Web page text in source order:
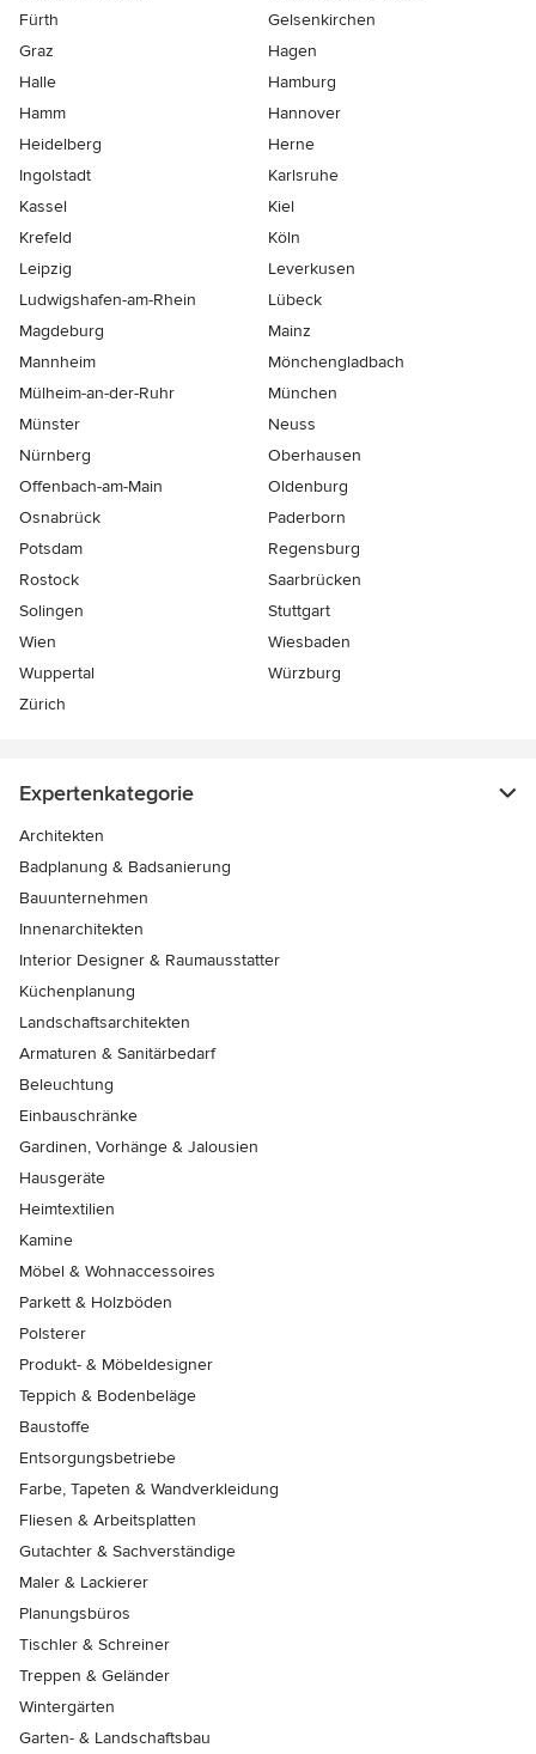
Fürth
Gelsenkirchen
Graz
Hagen
Halle
Hamburg
Hamm
Hannover
Heidelberg
Herne
Ingolstadt
Karlsruhe
Kassel
Kiel
Krefeld
Köln
Leipzig
Leverkusen
Ludwigshafen-am-Rhein
Lübeck
Magdeburg
Mainz
Mannheim
Mönchen­gladbach
Mülheim-an-der-Ruhr
München
Münster
Neuss
Nürnberg
Oberhausen
Offenbach-am-Main
Oldenburg
Osnabrück
Paderborn
Potsdam
Regensburg
Rostock
Saarbrücken
Solingen
Stuttgart
Wien
Wiesbaden
Wuppertal
Würzburg
Zürich
Expertenkategorie
Architekten
Badplanung & Badsanierung
Bauunternehmen
Innenarchitekten
Interior Designer & Raumausstatter
Küchenplanung
Landschaftsarchitekten
Armaturen & Sanitärbedarf
Beleuchtung
Einbauschränke
Gardinen, Vorhänge & Jalousien
Hausgeräte
Heimtextilien
Kamine
Möbel & Wohnaccessoires
Parkett & Holzböden
Polsterer
Produkt- & Möbeldesigner
Teppich & Bodenbeläge
Baustoffe
Entsorgungsbetriebe
Farbe, Tapeten & Wandverkleidung
Fliesen & Arbeitsplatten
Gutachter & Sachverständige
Maler & Lackierer
Planungsbüros
Tischler & Schreiner
Treppen & Geländer
Wintergärten
Garten- & Landschaftsbau